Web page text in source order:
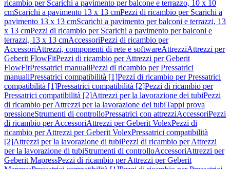
ricambio per Scarichi a pavimento per balcone e terrazzo, 10 x 10
cmScarichi a pavimento 13 x 13 cmPezzi di ricambio per Scarichi a
pavimento 13 x 13 cmScarichi a pavimento per balconi e terrazzi, 13
x 13 cmPezzi di ricambio per Scarichi a pavimento per balconi e
terrazzi, 13 x 13 cmAccessoriPezzi di ricambio per
AccessoriAttrezzi, componenti di rete e softwareAttrezziAttrezzi per
Geberit FlowFitPezzi di ricambio per Attrezzi per Geberit
FlowFitPressatrici manualiPezzi di ricambio per Pressatrici
manualiPressatrici compatibilità [1]Pezzi di ricambio per Pressatrici
compatibilità [1]Pressatrici compatibilità [2]Pezzi di ricambio per
Pressatrici compatibilità [2]Attrezzi per la lavorazione dei tubiPezzi
di ricambio per Attrezzi per la lavorazione dei tubiTappi prova
pressioneStrumenti di controlloPressatrici con attrezziAccessoriPezzi
di ricambio per AccessoriAttrezzi per Geberit VolexPezzi di
ricambio per Attrezzi per Geberit VolexPressatrici compatibilità
[2]Attrezzi per la lavorazione di tubiPezzi di ricambio per Attrezzi
per la lavorazione di tubiStrumenti di controlloAccessoriAttrezzi per
Geberit MapressPezzi di ricambio per Attrezzi per Geberit